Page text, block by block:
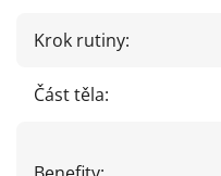
Krok rutiny:
Část těla: